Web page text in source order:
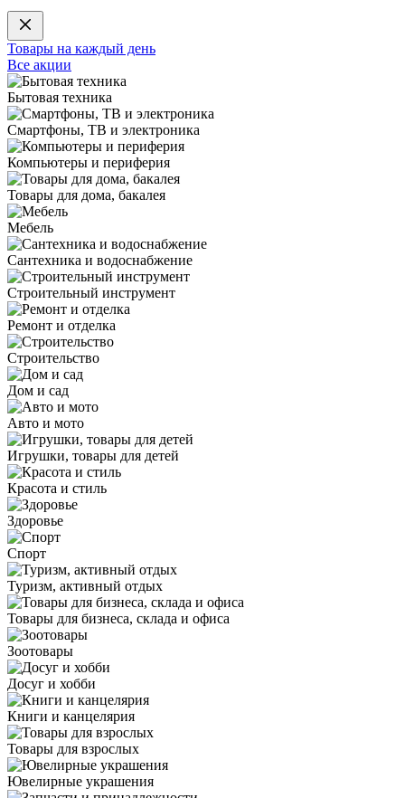
Товары на каждый день
Все акции
Бытовая техника
Смартфоны, ТВ и электроника
Компьютеры и периферия
Товары для дома, бакалея
Мебель
Сантехника и водоснабжение
Строительный инструмент
Ремонт и отделка
Строительство
Дом и сад
Авто и мото
Игрушки, товары для детей
Красота и стиль
Здоровье
Спорт
Туризм, активный отдых
Товары для бизнеса, склада и офиса
Зоотовары
Досуг и хобби
Книги и канцелярия
Товары для взрослых
Ювелирные украшения